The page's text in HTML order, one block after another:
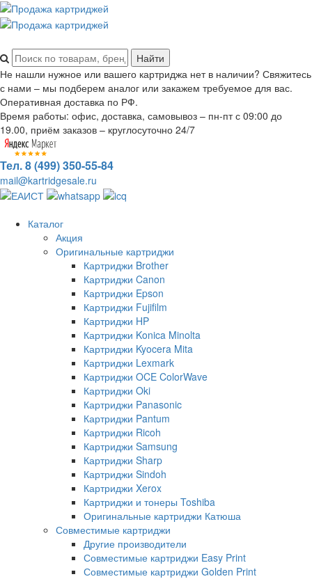
Не нашли нужное или вашего картриджа нет в наличии? Свяжитесь
с нами – мы подберем аналог или закажем требуемое для вас.
Оперативная доставка по РФ.
Время работы: офис, доставка, самовывоз – пн-пт с 09:00 до
19.00, приём заказов – круглосуточно 24/7
Тел. 8 (499) 350-55-84
mail@kartridgesale.ru
Каталог
Акция
Оригинальные картриджи
Картриджи Brother
Картриджи Canon
Картриджи Epson
Картриджи Fujifilm
Картриджи HP
Картриджи Konica Minolta
Картриджи Kyocera Mita
Картриджи Lexmark
Картриджи OCE ColorWave
Картриджи Oki
Картриджи Panasonic
Картриджи Pantum
Картриджи Ricoh
Картриджи Samsung
Картриджи Sharp
Картриджи Sindoh
Картриджи Xerox
Картриджи и тонеры Toshiba
Оригинальные картриджи Катюша
Совместимые картриджи
Другие производители
Совместимые картриджи Easy Print
Совместимые картриджи Golden Print